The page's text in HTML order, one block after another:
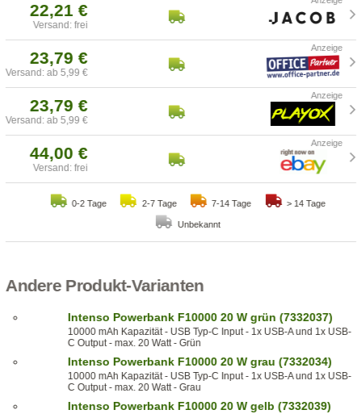
22,21 €
Versand: frei
23,79 €
Versand: ab 5,99 €
23,79 €
Versand: ab 5,99 €
44,00 €
Versand: frei
0-2 Tage 2-7 Tage 7-14 Tage > 14 Tage
Unbekannt
Andere Produkt-Varianten
Intenso Powerbank F10000 20 W grün (7332037)
10000 mAh Kapazität - USB Typ-C Input - 1x USB-A und 1x USB-
C Output - max. 20 Watt - Grün
Intenso Powerbank F10000 20 W grau (7332034)
10000 mAh Kapazität - USB Typ-C Input - 1x USB-A und 1x USB-
C Output - max. 20 Watt - Grau
Intenso Powerbank F10000 20 W gelb (7332039)